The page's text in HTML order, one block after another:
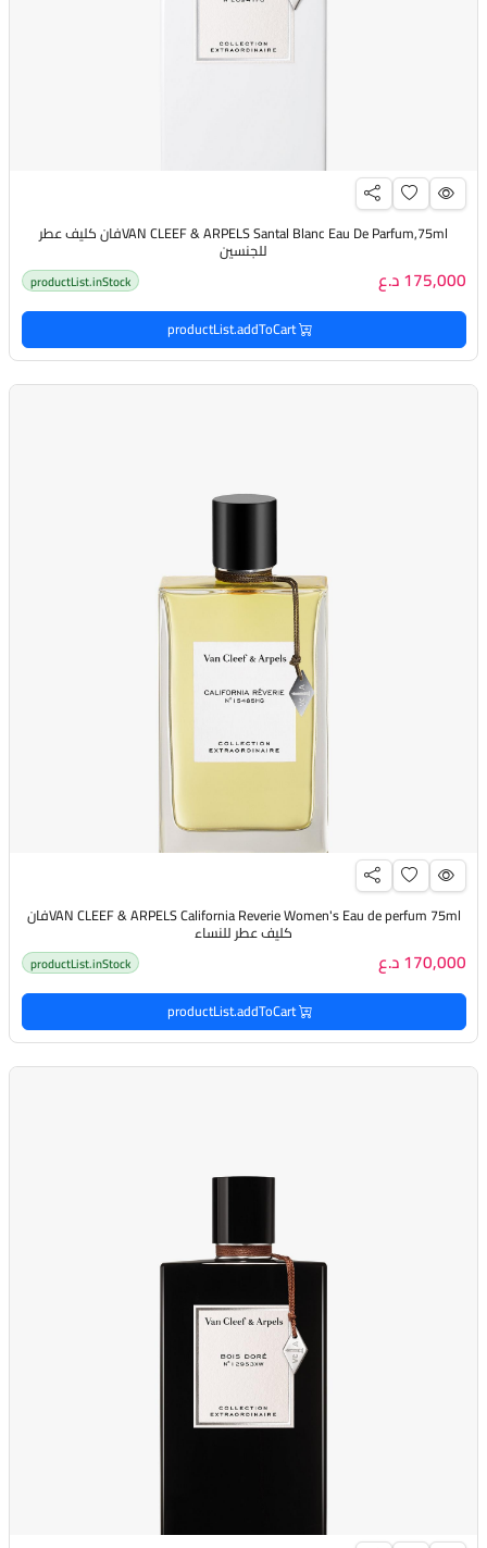
VAN CLEEF & ARPELS Santal Blanc Eau De Parfum,75mlفان كليف عطر
للجنسين
175,000 د.ع productList.inStock
productList.addToCart
VAN CLEEF & ARPELS California Reverie Women's Eau de perfum 75mlفان
كليف عطر للنساء
170,000 د.ع productList.inStock
productList.addToCart